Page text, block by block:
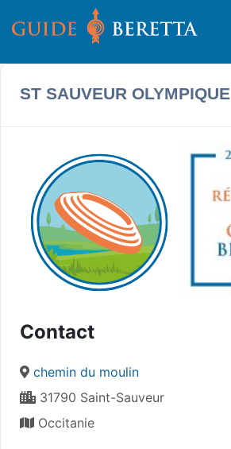
ST SAUVEUR OLYMPIQUE
Contact
chemin du moulin
31790 Saint-Sauveur
Occitanie